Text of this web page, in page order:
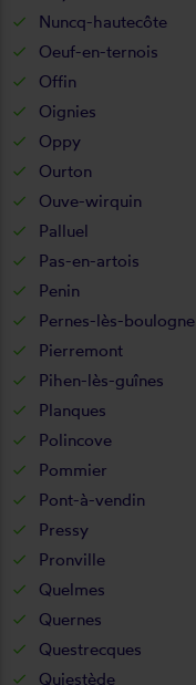
Nuncq-hautecôte
Oeuf-en-ternois
Offin
Oignies
Oppy
Ourton
Ouve-wirquin
Palluel
Pas-en-artois
Penin
Pernes-lès-boulogne
Pierremont
Pihen-lès-guînes
Planques
Polincove
Pommier
Pont-à-vendin
Pressy
Pronville
Quelmes
Quernes
Questrecques
Quiestède